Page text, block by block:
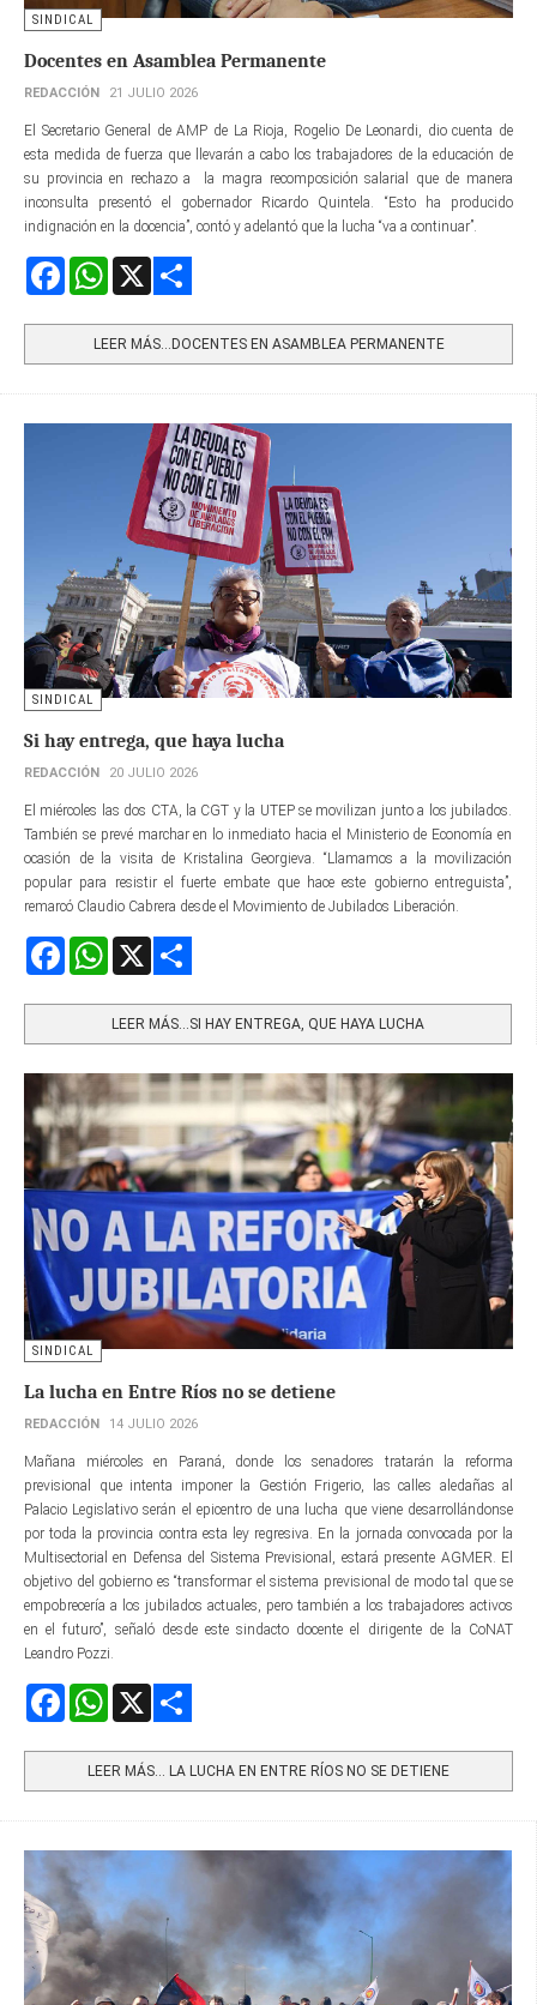
SINDICAL
Docentes en Asamblea Permanente
REDACCIÓN 21 JULIO 2026
El Secretario General de AMP de La Rioja, Rogelio De Leonardi, dio cuenta de
esta medida de fuerza que llevarán a cabo los trabajadores de la educación de
su provincia en rechazo a la magra recomposición salarial que de manera
inconsulta presentó el gobernador Ricardo Quintela. “Esto ha producido
indignación en la docencia”, contó y adelantó que la lucha “va a continuar”.
FacebookWhatsApp
LEER MÁS…DOCENTES EN ASAMBLEA PERMANENTE
SINDICAL
Si hay entrega, que haya lucha
REDACCIÓN 20 JULIO 2026
El miércoles las dos CTA, la CGT y la UTEP se movilizan junto a los jubilados.
También se prevé marchar en lo inmediato hacia el Ministerio de Economía en
ocasión de la visita de Kristalina Georgieva. “Llamamos a la movilización
popular para resistir el fuerte embate que hace este gobierno entreguista”,
remarcó Claudio Cabrera desde el Movimiento de Jubilados Liberación.
FacebookWhatsApp
LEER MÁS…SI HAY ENTREGA, QUE HAYA LUCHA
SINDICAL
La lucha en Entre Ríos no se detiene
REDACCIÓN 14 JULIO 2026
Mañana miércoles en Paraná, donde los senadores tratarán la reforma
previsional que intenta imponer la Gestión Frigerio, las calles aledañas al
Palacio Legislativo serán el epicentro de una lucha que viene desarrollándonse
por toda la provincia contra esta ley regresiva. En la jornada convocada por la
Multisectorial en Defensa del Sistema Previsional, estará presente AGMER. El
objetivo del gobierno es “transformar el sistema previsional de modo tal que se
empobrecería a los jubilados actuales, pero también a los trabajadores activos
en el futuro”, señaló desde este sindacto docente el dirigente de la CoNAT
Leandro Pozzi.
FacebookWhatsApp
LEER MÁS… LA LUCHA EN ENTRE RÍOS NO SE DETIENE